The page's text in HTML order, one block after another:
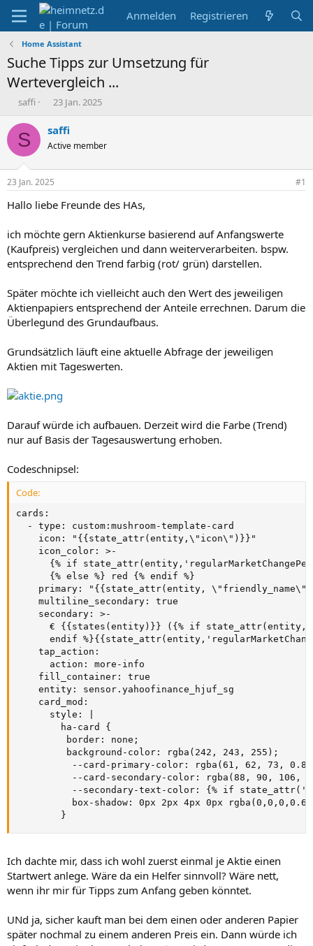
Anmelden Registrieren
Home Assistant
Suche Tipps zur Umsetzung für
Wertevergleich ...
E
s
t
e
r
saffi
E
s
e
l
t
a
23 Jan. 2025
S saffi
Active member
23 Jan. 2025 #1
Hallo liebe Freunde des HAs,
ich möchte gern Aktienkurse basierend auf Anfangswerte
(Kaufpreis) vergleichen und dann weiterverarbeiten. bspw.
entsprechend den Trend farbig (rot/ grün) darstellen.
Später möchte ich vielleicht auch den Wert des jeweiligen
Aktienpapiers entsprechend der Anteile errechnen. Darum die
Überlegund des Grundaufbaus.
Grundsätzlich läuft eine aktuelle Abfrage der jeweiligen
Aktien mit Tageswerten.
Darauf würde ich aufbauen. Derzeit wird die Farbe (Trend)
nur auf Basis der Tagesauswertung erhoben.
Codeschnipsel:
Code:
cards:
  - type: custom:mushroom-template-card
    icon: "{{state_attr(entity,\"icon\")}}"
    icon_color: >-
{% if
      {% else %} red {% endif %}
primary: "{{state_attr(entity,
    multiline_secondary: true
    secondary: >-
€ {{states(entity)}} ({% if state_attr(entity,
endif
    tap_action:
      action: more-info
    fill_container: true
    entity: sensor.yahoofinance_hjuf_sg
    card_mod:
      style: |
        ha-card {
         border: none;
         background-color: rgba(242, 243, 255);
--card-primary-color: rgba(61, 62, 73,
--card-secondary-color: rgba(88, 90, 106,
--secondary-text-color: {% if
box-shadow: 0px 2px 4px 0px
        }
Ich dachte mir, dass ich wohl zuerst einmal je Aktie einen
Startwert anlege. Wäre da ein Helfer sinnvoll? Wäre nett,
wenn ihr mir für Tipps zum Anfang geben könntet.
UNd ja, sicher kauft man bei dem einen oder anderen Papier
später nochmal zu einem anderen Preis ein. Dann würde ich